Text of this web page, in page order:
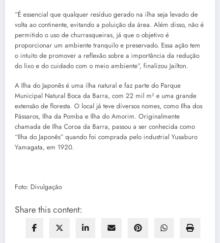
“É essencial que qualquer resíduo gerado na ilha seja levado de
volta ao continente, evitando a poluição da área. Além disso, não é
permitido o uso de churrasqueiras, já que o objetivo é
proporcionar um ambiente tranquilo e preservado. Essa ação tem
o intuito de promover a reflexão sobre a importância da redução
do lixo e do cuidado com o meio ambiente”, finalizou Jailton.
A Ilha do Japonês é uma ilha natural e faz parte do Parque
Municipal Natural Boca da Barra, com 22 mil m² e uma grande
extensão de floresta. O local já teve diversos nomes, como Ilha dos
Pássaros, Ilha da Pomba e Ilha do Amorim. Originalmente
chamada de Ilha Coroa da Barra, passou a ser conhecida como
“Ilha do Japonês” quando foi comprada pelo industrial Yusaburo
Yamagata, em 1920.
Foto: Divulgação
Share this content: